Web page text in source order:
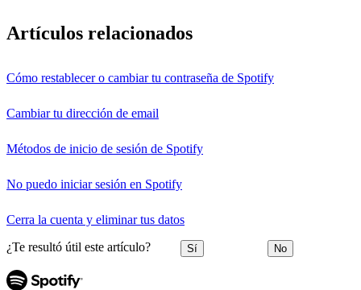
Artículos relacionados
Cómo restablecer o cambiar tu contraseña de Spotify
Cambiar tu dirección de email
Métodos de inicio de sesión de Spotify
No puedo iniciar sesión en Spotify
Cerra la cuenta y eliminar tus datos
¿Te resultó útil este artículo? Sí No